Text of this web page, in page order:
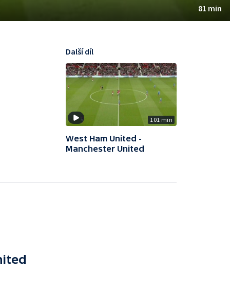
81 min
101 min
Další díl
West Ham United -
Manchester United